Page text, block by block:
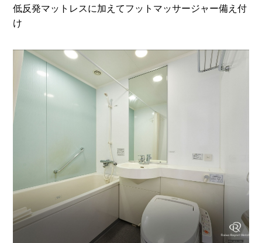
低反発マットレスに加えてフットマッサージャー備え付
け